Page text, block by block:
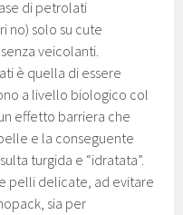
di petrolati
no) solo su cute
veicolanti.
è quella di essere
a livello biologico col
effetto barriera che
e la conseguente
turgida e “idratata”.
pelli delicate, ad evitare
sia per